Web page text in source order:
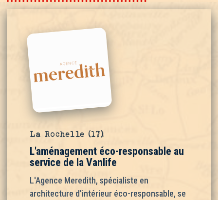
La Rochelle (17)
L'aménagement éco-responsable au
service de la Vanlife
L'Agence Meredith, spécialiste en
architecture d’intérieur éco-responsable, se